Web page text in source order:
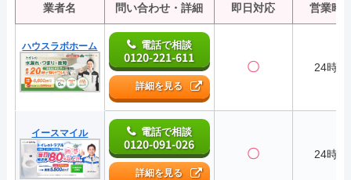
業者名 問い合わせ・詳細 即日対応 営業時
ハウスラボホーム 電話で相談
0120-221-611
詳細を見る
〇 24時間
イースマイル 電話で相談
0120-091-026
詳細を見る
〇 24時間